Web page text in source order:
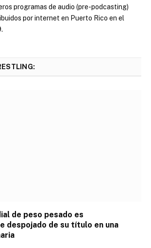
programas de audio (pre-podcasting)
por internet en Puerto Rico en el
de peso pesado es
despojado de su título en una